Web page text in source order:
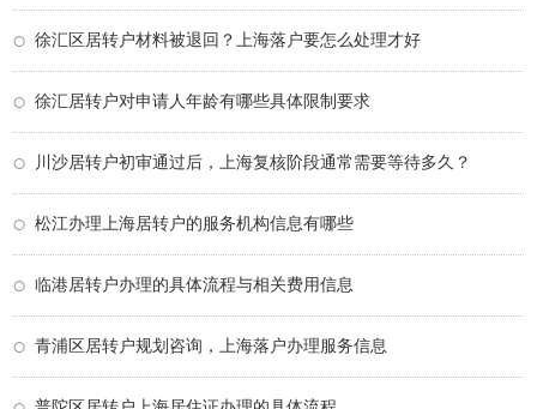
徐汇区居转户材料被退回？上海落户要怎么处理才好
徐汇居转户对申请人年龄有哪些具体限制要求
川沙居转户初审通过后，上海复核阶段通常需要等待多久？
松江办理上海居转户的服务机构信息有哪些
临港居转户办理的具体流程与相关费用信息
青浦区居转户规划咨询，上海落户办理服务信息